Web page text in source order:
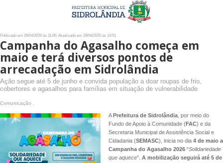
Publicado em 29/04/2026 às 11:00, Atualizado em 29/04/2026 às 14:51
Campanha do Agasalho começa em
maio e terá diversos pontos de
arrecadação em Sidrolândia
Ação segue até 5 de junho e convida população a doar roupas de frio,
cobertores e agasalhos para famílias em situação de vulnerabilidade
Comunicação ,
APrefeitura de Sidrolândia, por meio do
Fundo de Apoio à Comunidade (FAC) e da
Secretaria Municipal de Assistência Social e
Cidadania (SEMASC), inicia no dia4 de maio a
Campanha do Agasalho 2026“Solidariedade
que aquece”. A mobilização seguirá até 5 de